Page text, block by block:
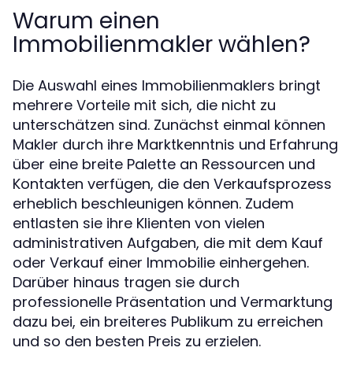
Warum einen
Immobilienmakler wählen?
Die Auswahl eines Immobilienmaklers bringt
mehrere Vorteile mit sich, die nicht zu
unterschätzen sind. Zunächst einmal können
Makler durch ihre Marktkenntnis und Erfahrung
über eine breite Palette an Ressourcen und
Kontakten verfügen, die den Verkaufsprozess
erheblich beschleunigen können. Zudem
entlasten sie ihre Klienten von vielen
administrativen Aufgaben, die mit dem Kauf
oder Verkauf einer Immobilie einhergehen.
Darüber hinaus tragen sie durch
professionelle Präsentation und Vermarktung
dazu bei, ein breiteres Publikum zu erreichen
und so den besten Preis zu erzielen.